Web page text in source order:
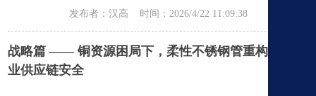
发布者：汉高 时间：2026/4/22 11:09:38
战略篇 ——铜资源困局下，柔性不锈钢管重构制冷产
业供应链安全